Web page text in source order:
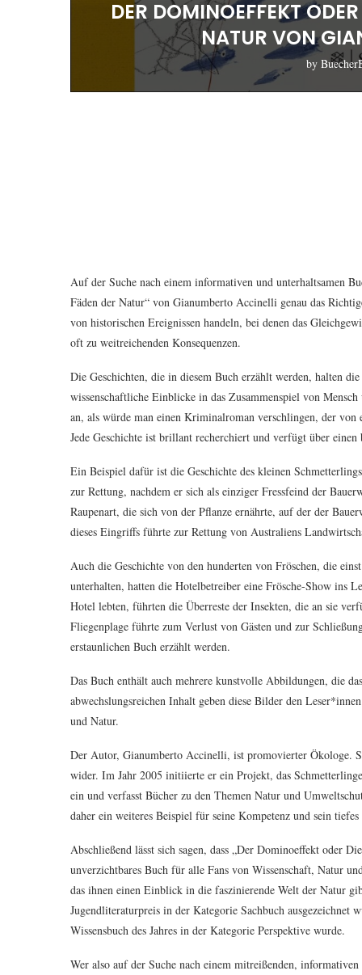
DER DOMINOEFFEKT
NATUR VON
by
Auf der Suche nach einem informativen und unterhaltsamen
Fäden der Natur“ von Gianumberto Accinelli genau das
von historischen Ereignissen handeln, bei denen das
oft zu weitreichenden Konsequenzen.
Die Geschichten, die in diesem Buch erzählt werden, halten
wissenschaftliche Einblicke in das Zusammenspiel von
an, als würde man einen Kriminalroman verschlingen, der
Jede Geschichte ist brillant recherchiert und verfügt über
Ein Beispiel dafür ist die Geschichte des kleinen
zur Rettung, nachdem er sich als einziger Fressfeind der
Raupenart, die sich von der Pflanze ernährte, auf der der
dieses Eingriffs führte zur Rettung von Australiens
Auch die Geschichte von den hunderten von Fröschen, die
unterhalten, hatten die Hotelbetreiber eine Frösche-Show ins
Hotel lebten, führten die Überreste der Insekten, die an sie
Fliegenplage führte zum Verlust von Gästen und zur
erstaunlichen Buch erzählt werden.
Das Buch enthält auch mehrere kunstvolle Abbildungen, die
abwechslungsreichen Inhalt geben diese Bilder den
und Natur.
Der Autor, Gianumberto Accinelli, ist promovierter Ökologe.
wider. Im Jahr 2005 initiierte er ein Projekt, das
ein und verfasst Bücher zu den Themen Natur und
daher ein weiteres Beispiel für seine Kompetenz und sein
Abschließend lässt sich sagen, dass „Der Dominoeffekt oder
unverzichtbares Buch für alle Fans von Wissenschaft, Natur
das ihnen einen Einblick in die faszinierende Welt der Natur
Jugendliteraturpreis in der Kategorie Sachbuch ausgezeichnet
Wissensbuch des Jahres in der Kategorie Perspektive wurde.
Wer also auf der Suche nach einem mitreißenden,